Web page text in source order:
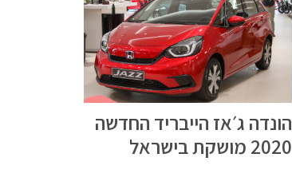
הונדה ג׳אז הייבריד החדשה
2020 מושקת בישראל